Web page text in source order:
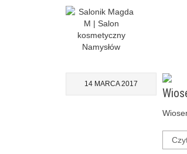
14 MARCA 2017